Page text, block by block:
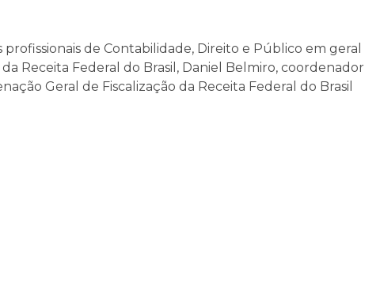
de Contabilidade, Direito e Público em geral
Receita Federal do Brasil, Daniel Belmiro, coordenador
Geral de Fiscalização da Receita Federal do Brasil